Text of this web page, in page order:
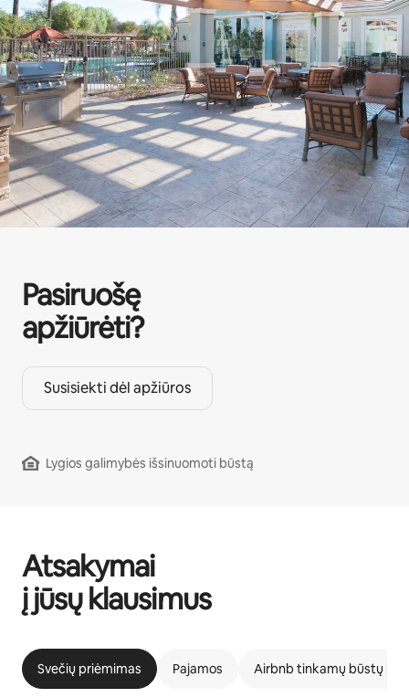
Pasiruošę
apžiūrėti?
Susisiekti dėl apžiūros
Lygios galimybės išsinuomoti būstą
Atsakymai
į jūsų klausimus
Svečių priėmimas Pajamos Airbnb tinkamų būstų